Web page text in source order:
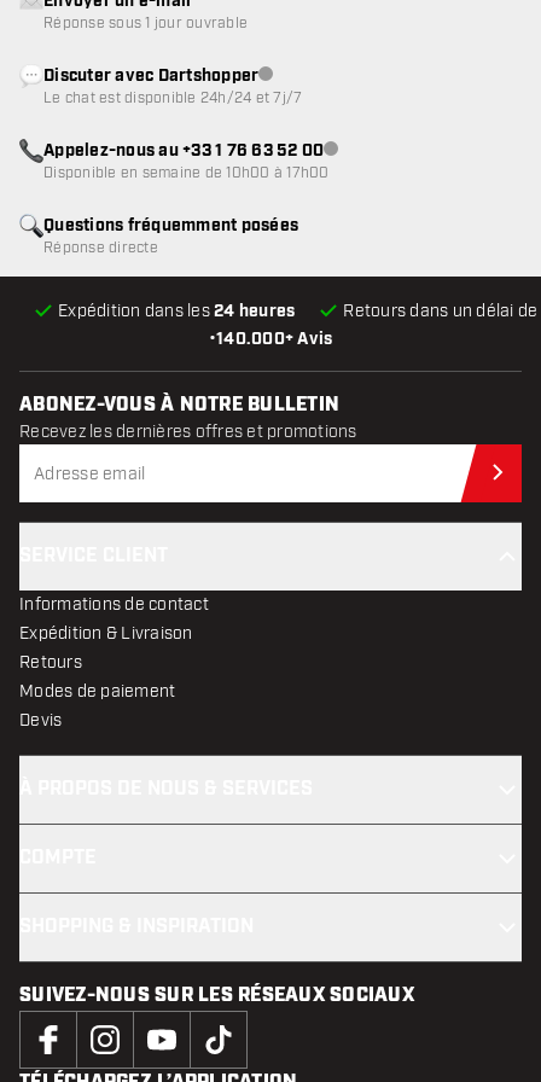
•140.000+ Avis
Expédition dans les24 heures Retours dans un délai de
Questions fréquemment posées
Réponse directe
Réponse sous 1 jour ouvrable
Discuter avec DartshopperService client indisponible
Le chat est disponible 24h/24 et 7j/7
Appelez-nous au +33 1 76 63 52 00Service client indisponible
Disponible en semaine de 10h00 à 17h00
ABONEZ-VOUS À NOTRE BULLETIN
Recevez les dernières offres et promotions
Informations de contact
Expédition & Livraison
Retours
Modes de paiement
Devis
SUIVEZ-NOUS SUR LES RÉSEAUX SOCIAUX